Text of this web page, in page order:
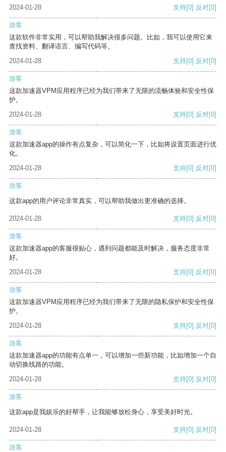
2024-01-28 支持[0] 反对[0]
游客
这款软件非常实用，可以帮助我解决很多问题。比如，我可以使用它来
查找资料、翻译语言、编写代码等。
2024-01-28
支持[0] 反对[0]
游客
这款加速器VPM应用程序已经为我们带来了无限的流畅体验和安全性保
护。
2024-01-28
支持[0] 反对[0]
游客
这款加速器app的操作有点复杂，可以简化一下，比如将设置页面进行优
化。
2024-01-28
支持[0] 反对[0]
游客
这款app的用户评论非常真实，可以帮助我做出更准确的选择。
2024-01-28 支持[0] 反对[0]
游客
这款加速器app的客服很贴心，遇到问题都能及时解决，服务态度非常
好。
2024-01-28
支持[0] 反对[0]
游客
这款加速器VPM应用程序已经为我们带来了无限的隐私保护和安全性保
护。
2024-01-28
支持[0] 反对[0]
游客
这款加速器app的功能有点单一，可以增加一些新功能，比如增加一个自
动切换线路的功能。
2024-01-28
支持[0] 反对[0]
游客
这款app是我娱乐的好帮手，让我能够放松身心，享受美好时光。
2024-01-28 支持[0] 反对[0]
游客